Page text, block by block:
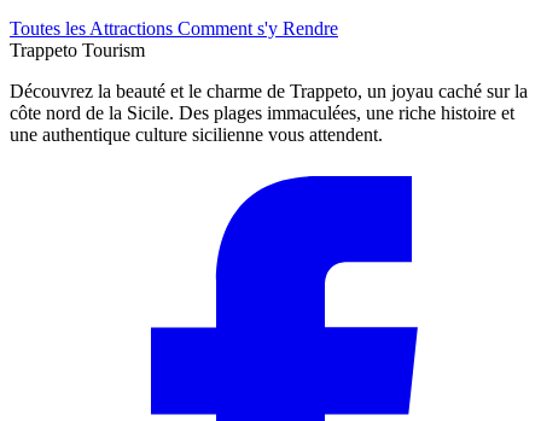
Toutes les Attractions Comment s'y Rendre
Trappeto Tourism
Découvrez la beauté et le charme de Trappeto, un joyau caché sur la
côte nord de la Sicile. Des plages immaculées, une riche histoire et
une authentique culture sicilienne vous attendent.